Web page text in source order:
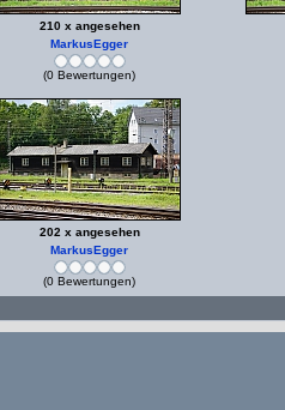
210 x angesehen
MarkusEgger
(0 Bewertungen)
202 x angesehen
MarkusEgger
(0 Bewertungen)